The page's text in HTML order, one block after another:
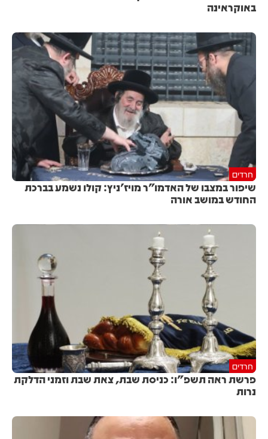
באוקראינה
חרדים
שיפור במצבו של האדמו"ר מויז'ניץ: קולו נשמע בברכת
החודש במושב אורה
חרדים
פרשת ראה תשפ"ו: כניסת שבת, צאת שבת וזמני הדלקת
נרות